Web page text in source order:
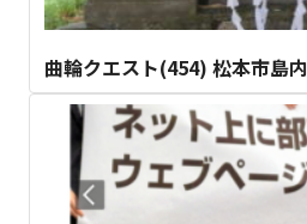
曲輪クエスト(454) 松本市島内